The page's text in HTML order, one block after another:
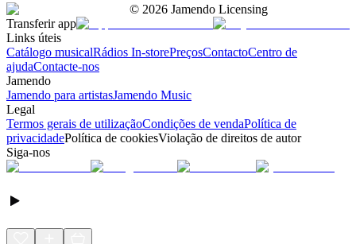
© 2026 Jamendo Licensing
Transferir app
Links úteis
Catálogo musicalRádios In-storePreçosContactoCentro de
ajudaContacte-nos
Jamendo
Jamendo para artistasJamendo Music
Legal
Termos gerais de utilizaçãoCondições de vendaPolítica de
privacidadePolítica de cookiesViolação de direitos de autor
Siga-nos